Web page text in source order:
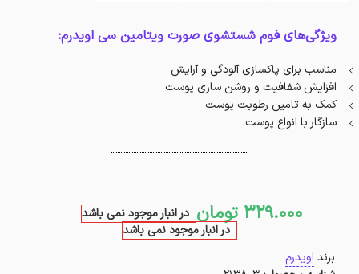
ویژگی‌های فوم شستشوی صورت ویتامین سی اویدرم:
مناسب برای پاکسازی آلودگی و آرایش
افزایش شفافیت و روشن سازی پوست
کمک به تامین رطوبت پوست
سازگار با انواع پوست
329.000 تومان در انبار موجود نمی باشد
در انبار موجود نمی باشد
برند اویدرم